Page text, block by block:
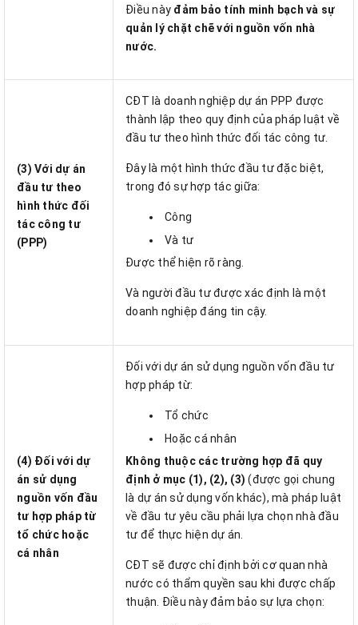
Điều này đảm bảo tính minh bạch và sự
quản lý chặt chẽ với nguồn vốn nhà
nước.
(3) Với dự án
đầu tư theo
hình thức đối
tác công tư
(PPP)
CĐT là doanh nghiệp dự án PPP được
thành lập theo quy định của pháp luật về
đầu tư theo hình thức đối tác công tư.
Đây là một hình thức đầu tư đặc biệt,
trong đó sự hợp tác giữa:
Công
Và tư
Được thể hiện rõ ràng.
Và người đầu tư được xác định là một
doanh nghiệp đáng tin cậy.
(4) Đối với dự
án sử dụng
nguồn vốn đầu
tư hợp pháp từ
tổ chức hoặc
cá nhân
Đối với dự án sử dụng nguồn vốn đầu tư
hợp pháp từ:
Tổ chức
Hoặc cá nhân
Không thuộc các trường hợp đã quy
định ở mục (1), (2), (3) (được gọi chung
là dự án sử dụng vốn khác), mà pháp luật
về đầu tư yêu cầu phải lựa chọn nhà đầu
tư để thực hiện dự án.
CĐT sẽ được chỉ định bởi cơ quan nhà
nước có thẩm quyền sau khi được chấp
thuận. Điều này đảm bảo sự lựa chọn: